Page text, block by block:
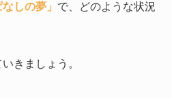
しの夢」 で、どのような状況
きましょう。